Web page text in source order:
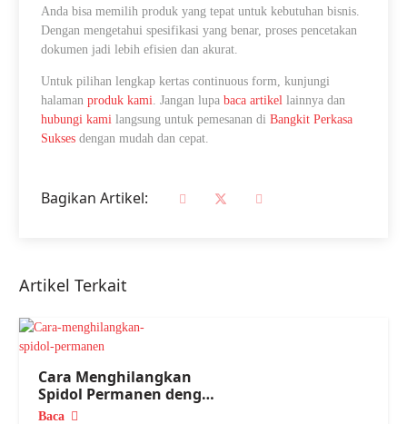
Anda bisa memilih produk yang tepat untuk kebutuhan bisnis.
Dengan mengetahui spesifikasi yang benar, proses pencetakan
dokumen jadi lebih efisien dan akurat.
Untuk pilihan lengkap kertas continuous form, kunjungi
halamanproduk kami . Jangan lupabaca artikel lainnya dan
hubungi kami langsung untuk pemesanan diBangkit Perkasa
Sukses dengan mudah dan cepat.
Bagikan Artikel:
Artikel Terkait
Cara Menghilangkan
Spidol Permanen dengan
Mudah
Baca